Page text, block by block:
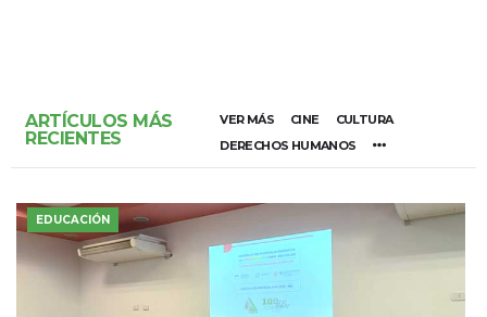
ARTÍCULOS MÁS
RECIENTES
VER MÁS CINE
CULTURA
DERECHOS HUMANOS
EDUCACIÓN